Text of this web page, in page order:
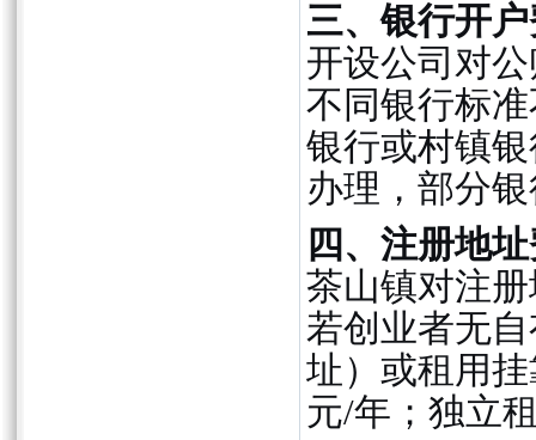
三、银行开
开设公司对
不同银行标
银行或村镇
办理，部分
四、注册地
茶山镇对注
若创业者无
址）或租用
元/年；独立